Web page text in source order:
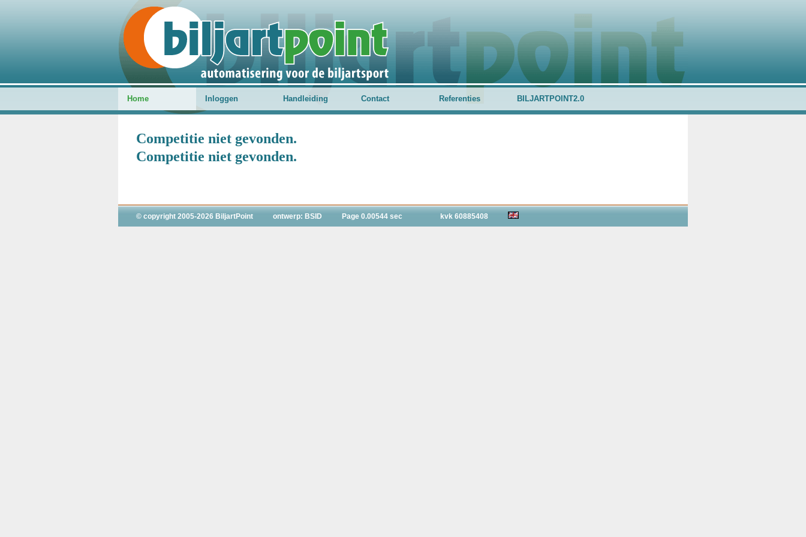
Home Inloggen Handleiding Contact Referenties BILJARTPOINT2.0
Competitie niet gevonden.
Competitie niet gevonden.
© copyright 2005-2026 BiljartPoint ontwerp: BSID Page 0.00544 sec kvk 60885408